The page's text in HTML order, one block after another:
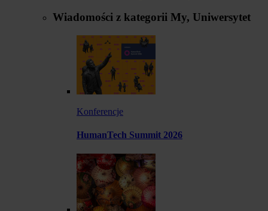
Wiadomości z kategorii My, Uniwersytet
Konferencje
HumanTech Summit 2026